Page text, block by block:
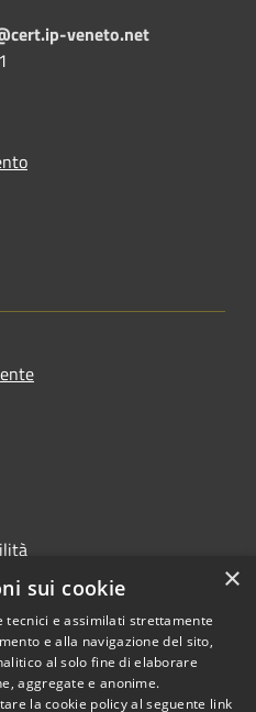
veneto.net
Copyright © 2026 • Città di
Montecchio Maggiore •
×
sui cookie
tecnici e assimilati strettamente
e alla navigazione del sito,
al solo fine di elaborare
aggregate e anonime.
la cookie policy al seguente link